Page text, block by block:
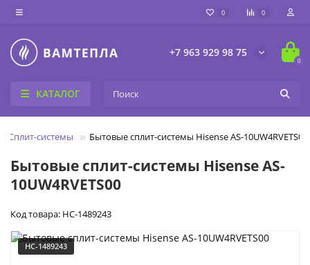
0 0
+7 963 929 98 75
0
КАТАЛОГ
Сплит-системы Бытовые сплит-системы Hisense AS-10UW4RVETS00
Бытовые сплит-системы Hisense AS-
10UW4RVETS00
Код товара: НС-1489243
НС-1489243